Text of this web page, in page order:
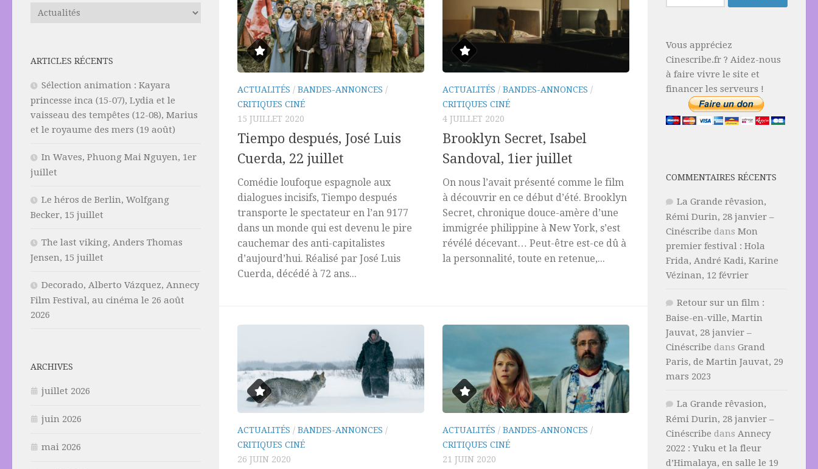
ACTUALITÉS / BANDES-ANNONCES /
CRITIQUES CINÉ
15 JUILLET 2020
Tiempo después, José Luis
Cuerda, 22 juillet
Comédie loufoque espagnole aux
dialogues incisifs, Tiempo después
transporte le spectateur en l’an 9177
dans un monde qui est devenu le pire
cauchemar des anti-capitalistes
d’aujourd’hui. Réalisé par José Luis
Cuerda, décédé à 72 ans...
ACTUALITÉS / BANDES-ANNONCES /
CRITIQUES CINÉ
4 JUILLET 2020
Brooklyn Secret, Isabel
Sandoval, 1ier juillet
On nous l’avait présenté comme le film
à découvrir en ce début d’été. Brooklyn
Secret, chronique douce-amère d’une
immigrée philippine à New York, s’est
révélé décevant… Peut-être est-ce dû à
la personnalité, toute en retenue,...
ACTUALITÉS / BANDES-ANNONCES /
CRITIQUES CINÉ
26 JUIN 2020
ACTUALITÉS / BANDES-ANNONCES /
CRITIQUES CINÉ
21 JUIN 2020
Catégories
ARTICLES RÉCENTS
Sélection animation : Kayara
princesse inca (15-07), Lydia et le
vaisseau des tempêtes (12-08), Marius
et le royaume des mers (19 août)
In Waves, Phuong Mai Nguyen, 1er
juillet
Le héros de Berlin, Wolfgang
Becker, 15 juillet
The last viking, Anders Thomas
Jensen, 15 juillet
Decorado, Alberto Vázquez, Annecy
Film Festival, au cinéma le 26 août
2026
ARCHIVES
juillet 2026
juin 2026
mai 2026
Vous appréciez
Cinescribe.fr ? Aidez-nous
à faire vivre le site et
financer les serveurs !
COMMENTAIRES RÉCENTS
La Grande rêvasion,
Rémi Durin, 28 janvier –
Cinéscribe dans Mon
premier festival : Hola
Frida, André Kadi, Karine
Vézinan, 12 février
Retour sur un film :
Baise-en-ville, Martin
Jauvat, 28 janvier –
Cinéscribe dans Grand
Paris, de Martin Jauvat, 29
mars 2023
La Grande rêvasion,
Rémi Durin, 28 janvier –
Cinéscribe dans Annecy
2022 : Yuku et la fleur
d’Himalaya, en salle le 19